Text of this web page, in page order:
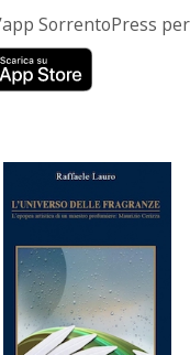
SorrentoPress